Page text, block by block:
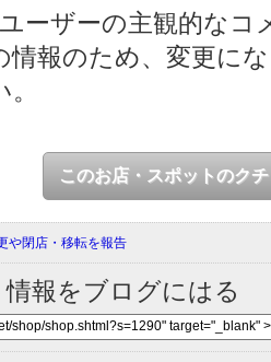
ーザーの主観的なコ
情報のため、変更に
このお店・スポットのク
や閉店・移転を報告
報をブログにはる